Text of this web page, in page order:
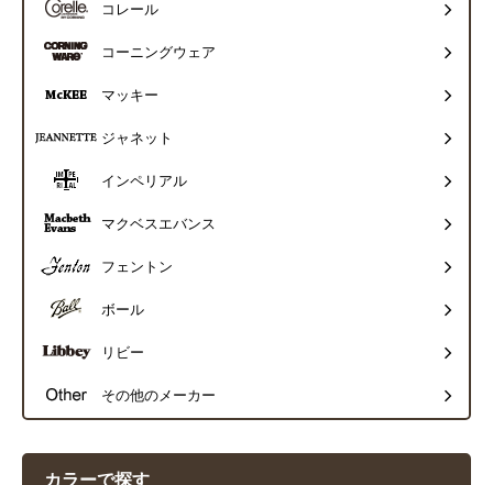
コレール
コーニングウェア
マッキー
ジャネット
インペリアル
マクベスエバンス
フェントン
ボール
リビー
その他のメーカー
カラーで探す